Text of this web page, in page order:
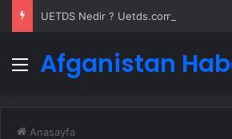
Menü
Afganistan
Anasayfa